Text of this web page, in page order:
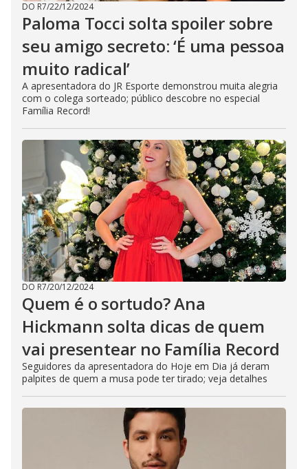
DO R7/22/12/2024
Paloma Tocci solta spoiler sobre
seu amigo secreto: ‘É uma pessoa
muito radical’
A apresentadora do JR Esporte demonstrou muita alegria
com o colega sorteado; público descobre no especial
Família Record!
DO R7/20/12/2024
Quem é o sortudo? Ana
Hickmann solta dicas de quem
vai presentear no Família Record
Seguidores da apresentadora do Hoje em Dia já deram
palpites de quem a musa pode ter tirado; veja detalhes